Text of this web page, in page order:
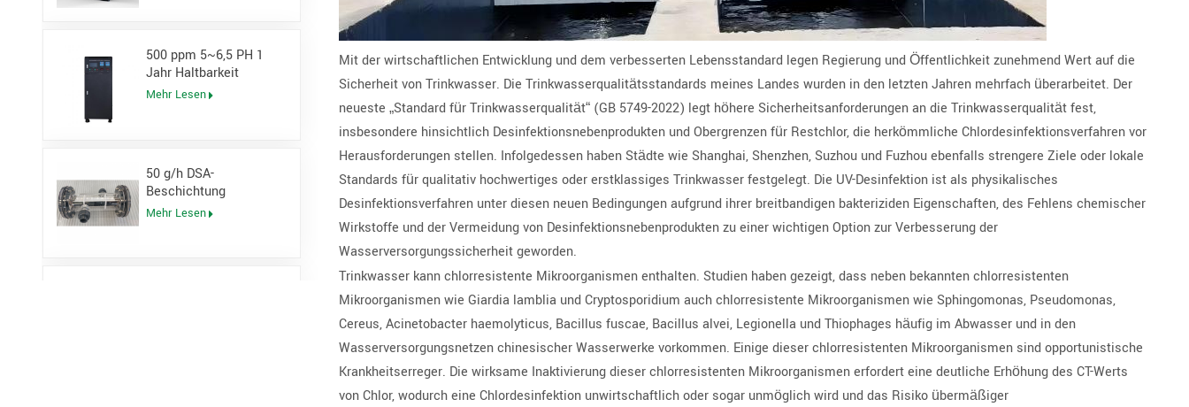
500 ppm 5~6,5 PH 1
Jahr Haltbarkeit
Hypochloriger
Mehr Lesen
50 g/h DSA-
Beschichtung
Horizontale Titan-
Mehr Lesen
Mit der wirtschaftlichen Entwicklung und dem verbesserten Lebensstandard legen Regierung und Öffentlichkeit zunehmend Wert auf die
Sicherheit von Trinkwasser. Die Trinkwasserqualitätsstandards meines Landes wurden in den letzten Jahren mehrfach überarbeitet. Der
neueste „Standard für Trinkwasserqualität“ (GB 5749-2022) legt höhere Sicherheitsanforderungen an die Trinkwasserqualität fest,
insbesondere hinsichtlich Desinfektionsnebenprodukten und Obergrenzen für Restchlor, die herkömmliche Chlordesinfektionsverfahren vor
Herausforderungen stellen. Infolgedessen haben Städte wie Shanghai, Shenzhen, Suzhou und Fuzhou ebenfalls strengere Ziele oder lokale
Standards für qualitativ hochwertiges oder erstklassiges Trinkwasser festgelegt. Die UV-Desinfektion ist als physikalisches
Desinfektionsverfahren unter diesen neuen Bedingungen aufgrund ihrer breitbandigen bakteriziden Eigenschaften, des Fehlens chemischer
Wirkstoffe und der Vermeidung von Desinfektionsnebenprodukten zu einer wichtigen Option zur Verbesserung der
Wasserversorgungssicherheit geworden.
Trinkwasser kann chlorresistente Mikroorganismen enthalten. Studien haben gezeigt, dass neben bekannten chlorresistenten
Mikroorganismen wie Giardia lamblia und Cryptosporidium auch chlorresistente Mikroorganismen wie Sphingomonas, Pseudomonas,
Cereus, Acinetobacter haemolyticus, Bacillus fuscae, Bacillus alvei, Legionella und Thiophages häufig im Abwasser und in den
Wasserversorgungsnetzen chinesischer Wasserwerke vorkommen. Einige dieser chlorresistenten Mikroorganismen sind opportunistische
Krankheitserreger. Die wirksame Inaktivierung dieser chlorresistenten Mikroorganismen erfordert eine deutliche Erhöhung des CT-Werts
von Chlor, wodurch eine Chlordesinfektion unwirtschaftlich oder sogar unmöglich wird und das Risiko übermäßiger